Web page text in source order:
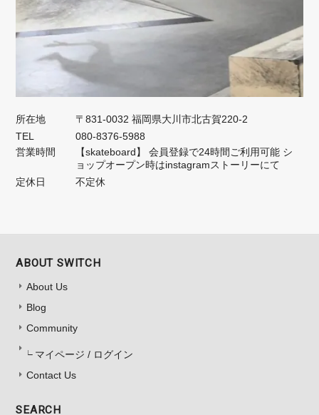
所在地
〒831-0032 福岡県大川市北古賀220-2
TEL
080-8376-5988
営業時間
【skateboard】 会員登録で24時間ご利用可能 シ
ョップオープン時はinstagramストーリーにて
定休日
不定休
ABOUT SWITCH
About Us
Blog
Community
マイページ / ログイン
Contact Us
SEARCH